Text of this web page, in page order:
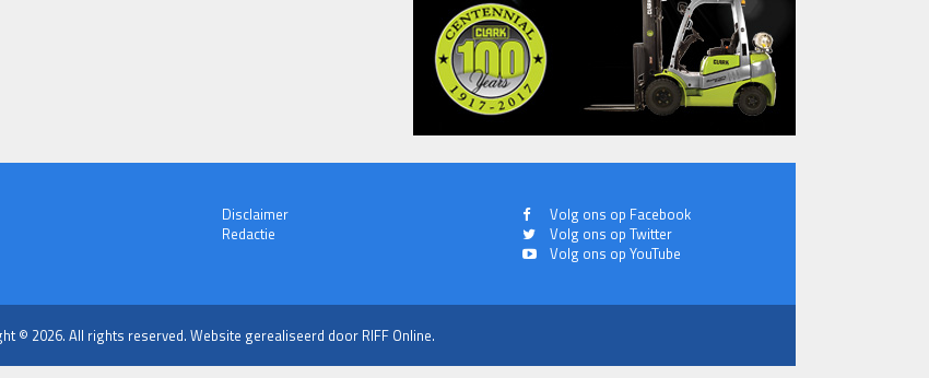
Disclaimer
Redactie
Volg ons op Facebook
Volg ons op Twitter
Volg ons op YouTube
© 2026. All rights reserved. Website gerealiseerd door RIFF Online.